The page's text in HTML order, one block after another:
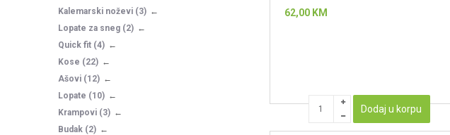
Kalemarski noževi (3)
Lopate za sneg (2)
Quick fit (4)
Kose (22)
Ašovi (12)
Lopate (10)
Krampovi (3)
Budak (2)
62,00 KM
Dodaj u korpu